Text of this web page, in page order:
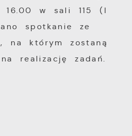
w sali 115 (I
spotkanie ze
na którym zostaną
realizację zadań.